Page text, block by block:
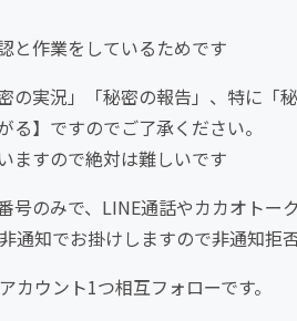
と作業をしているためです
の実況」「秘密の報告」、特に「
る】ですのでご了承ください。
ますので絶対は難しいです
号のみで、LINE通話やカカオト
通知でお掛けしますので非通知拒
カウント1つ相互フォローです。